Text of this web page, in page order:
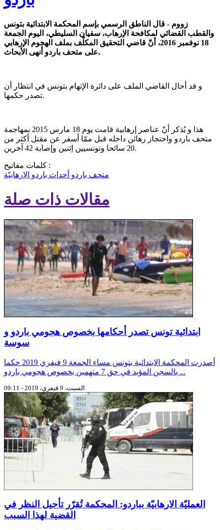
زووم - قال الناطق الرسمي بإسم المحكمة الابتدائية بتونس
والقطب القضائي لمكافحة الإرهاب، سفيان السليطي، اليوم الجمعة
18 نوفمبر 2016، أنّ قاضي التحقيق المكلّف بملف الهجوم الإرهابي
على متحف باردو أنهى الأبحاث.
و قد أحال القاضي الملف على دائرة الإتهام بتونس في انتظار أن
تصدر حكمها.
هذا و يُذكر أنّ عناصر إرهابية قامت يوم 18 مارس 2015 بمهاجمة
متحف باردو واحتجاز رهائن داخله قبل ممّا أسفر عن مقتل أكثر من
20 سائحا وتونسيين اِثنين وإصابة 42 آخرين.
كلمات مفاتيح :
متحف باردو أحداث باردو الإرهابيّة
مقالات ذات صلة
ابتدائية تونس تصدر أحكامها بخصوص هجومي باردو و
سوسة
أصدرت المحكمة الابتدائية بتونس مساء الجمعة 9 فيفري 2019 حكما
بالسجن المؤبد في حق 7 متهمين بخصوص هجومي باردو ...
السبت، 9 فيفري، 2019 - 09:11
العمليّة الارهابيّة بباردو: المحكمة تُقرّر تأجيل النظر في
القضية لهذا السبب